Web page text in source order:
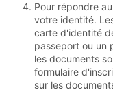
Pour répondre
votre identité.
carte d'identité
passeport ou un
les documents
formulaire
sur les